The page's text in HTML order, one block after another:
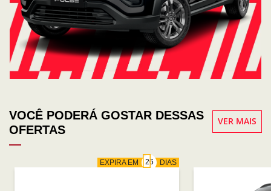
VOCÊ PODERÁ GOSTAR DESSAS
OFERTAS
VER MAIS
EXPIRA EM DIAS